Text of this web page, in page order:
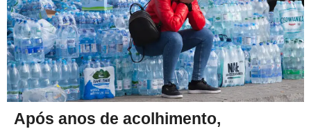
Após anos de acolhimento,